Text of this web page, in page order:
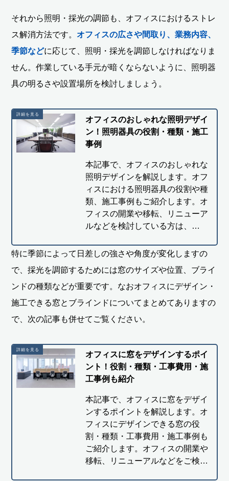
それから照明・採光の調節も、オフィスにおけるストレ
ス解消方法です。 オフィスの広さや間取り、業務内容、
季節などに応じて、照明・採光を調節しなければなりま
せん。作業している手元が暗くならないように、照明器
具の明るさや設置場所を検討しましょう。
オフィスのおしゃれな照明デザイ
ン！照明器具の役割・種類・施工
事例
本記事で、オフィスのおしゃれな
照明デザインを解説します。オフ
ィスにおける照明器具の役割や種
類、施工事例もご紹介します。オ
フィスの開業や移転、リニューア
ルなどを検討している方は、…
特に季節によって日差しの強さや角度が変化しますの
で、採光を調節するためには窓のサイズや位置、ブライ
ンドの種類などが重要です。なおオフィスにデザイン・
施工できる窓とブラインドについてまとめてありますの
で、次の記事も併せてご覧ください。
オフィスに窓をデザインするポイ
ント！役割・種類・工事費用・施
工事例も紹介
本記事で、オフィスに窓をデザイ
ンするポイントを解説します。オ
フィスにデザインできる窓の役
割・種類・工事費用・施工事例も
ご紹介します。オフィスの開業や
移転、リニューアルなどをご検…